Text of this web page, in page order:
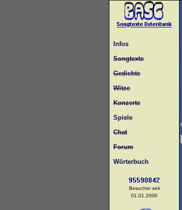
Infos
Songtexte
Gedichte
Witze
Konzerte
Spiele
Chat
Forum
Wörterbuch
Besucher seit
01.01.2000